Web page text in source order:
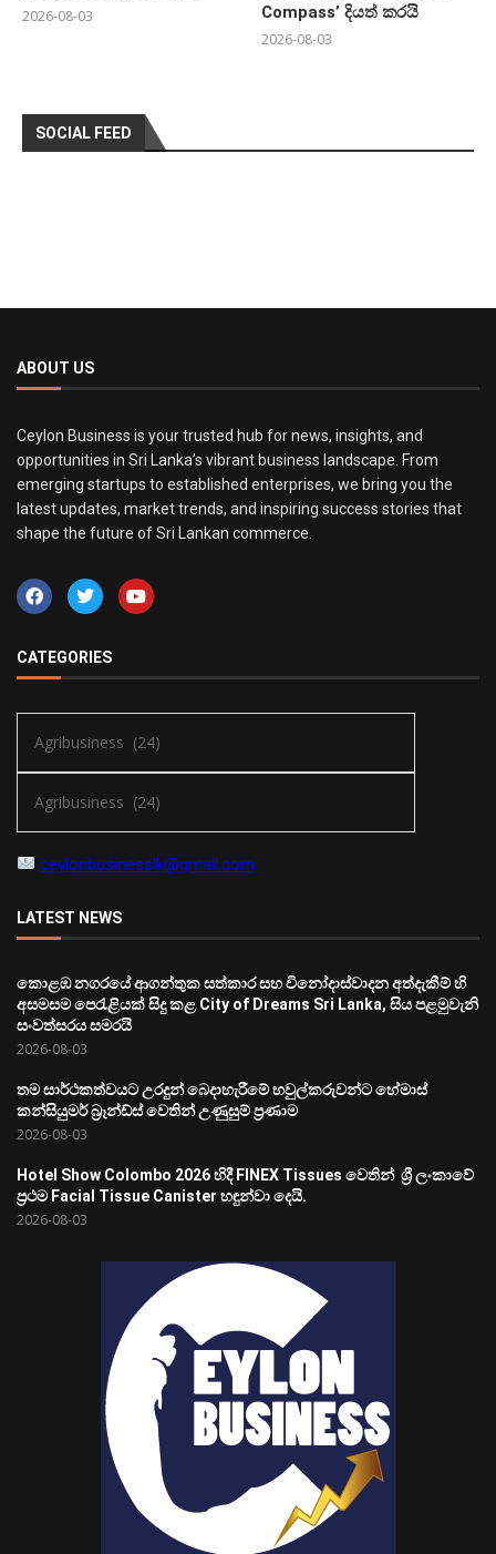
2026-08-03
Compass’ දියත් කරයි
2026-08-03
SOCIAL FEED
ABOUT US
Ceylon Business is your trusted hub for news, insights, and
opportunities in Sri Lanka’s vibrant business landscape. From
emerging startups to established enterprises, we bring you the
latest updates, market trends, and inspiring success stories that
shape the future of Sri Lankan commerce.
CATEGORIES
ceylonbusinesslk@gmail.com
LATEST NEWS
කොළඹ නගරයේ ආගන්තුක සත්කාර සහ විනෝදාස්වාදන අත්දැකීම් හි
අසමසම පෙරැළියක් සිදු කළ City of Dreams Sri Lanka, සිය පළමුවැනි
සංවත්සරය සමරයි
2026-08-03
තම සාර්ථකත්වයට උරදුන් බෙදාහැරීමේ හවුල්කරුවන්ට හේමාස්
කන්සියුමර් බ්‍රෑන්ඩ්ස් වෙතින් උණුසුම් ප්‍රණාම
2026-08-03
Hotel Show Colombo 2026 හිදී FINEX Tissues වෙතින් ශ්‍රී ලංකාවේ
ප්‍රථම Facial Tissue Canister හඳුන්වා දෙයි.
2026-08-03